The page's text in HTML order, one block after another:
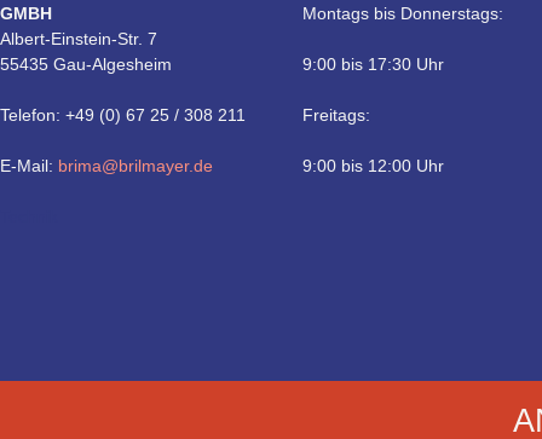
GMBH
Albert-Einstein-Str. 7
55435 Gau-Algesheim
Telefon: +49 (0) 67 25 / 308 211
E-Mail: brima@brilmayer.de
Montags bis Donnerstags:
9:00 bis 17:30 Uhr
Freitags:
9:00 bis 12:00 Uhr